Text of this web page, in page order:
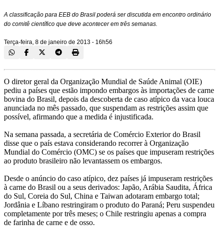
A classificação para EEB do Brasil poderá ser discutida em encontro ordinário
do comitê científico que deve acontecer em três semanas.
Terça-feira, 8 de janeiro de 2013 - 16h56
O diretor geral da Organização Mundial de Saúde Animal (OIE)
pediu a países que estão impondo embargos às importações de carne
bovina do Brasil, depois da descoberta de caso atípico da vaca louca
anunciada no mês passado, que suspendam as restrições assim que
possível, afirmando que a medida é injustificada.
Na semana passada, a secretária de Comércio Exterior do Brasil
disse que o país estava considerando recorrer à Organização
Mundial do Comércio (OMC) se os países que impuseram restrições
ao produto brasileiro não levantassem os embargos.
Desde o anúncio do caso atípico, dez países já impuseram restrições
à carne do Brasil ou a seus derivados: Japão, Arábia Saudita, África
do Sul, Coreia do Sul, China e Taiwan adotaram embargo total;
Jordânia e Líbano restringiram o produto do Paraná; Peru suspendeu
completamente por três meses; o Chile restringiu apenas a compra
de farinha de carne e de osso.